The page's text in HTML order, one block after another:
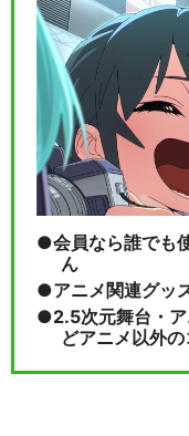
会員なら誰でも
ん
アニメ関連グッ
2.5次元舞台・
どアニメ以外